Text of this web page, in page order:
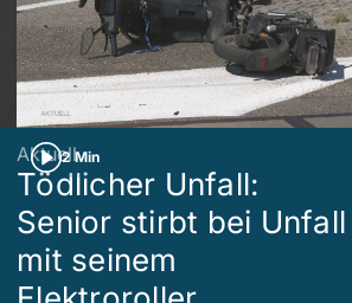
2 Min
Aktuell
Tödlicher Unfall:
Senior stirbt bei Unfall
mit seinem